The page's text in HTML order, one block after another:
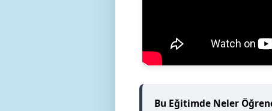
Bu Eğitimde Neler